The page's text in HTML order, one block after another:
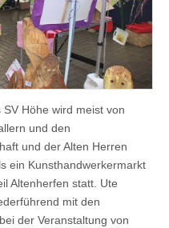
Höhe wird meist von
und den
und der Alten Herren
ein Kunsthandwerkermarkt
Altenherfen statt. Ute
mit den
der Veranstaltung von